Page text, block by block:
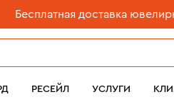
доставка ювелирных
РЕСЕЙЛ УСЛУГИ